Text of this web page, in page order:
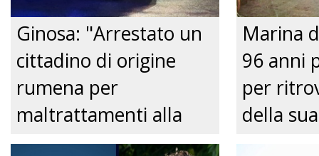
Ginosa: "Arrestato un
cittadino di origine
rumena per
maltrattamenti alla
convivente." Just tv
Marina
96 anni
per
della